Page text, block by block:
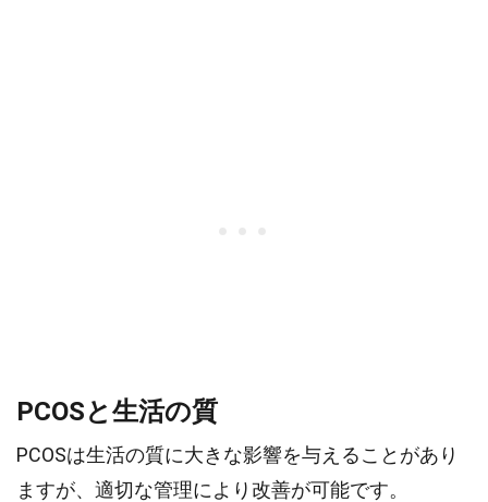
PCOSと生活の質
PCOSは生活の質に大きな影響を与えることがあり
ますが、適切な管理により改善が可能です。